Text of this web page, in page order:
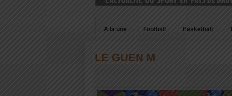
A la une Football Basketball
LE GUEN M